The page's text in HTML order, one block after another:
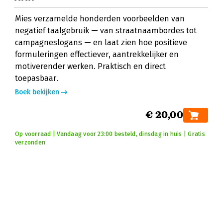
Mies verzamelde honderden voorbeelden van
negatief taalgebruik — van straatnaambordes tot
campagneslogans — en laat zien hoe positieve
formuleringen effectiever, aantrekkelijker en
motiverender werken. Praktisch en direct
toepasbaar.
Boek bekijken
€ 20,00
Op voorraad | Vandaag voor 23:00 besteld, dinsdag in huis | Gratis
verzonden